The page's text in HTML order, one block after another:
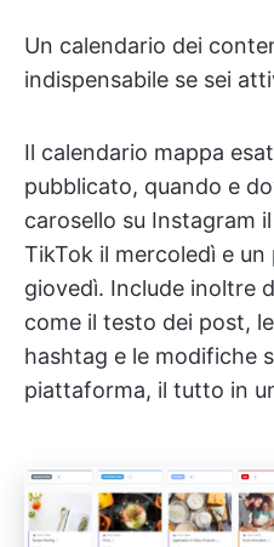
Un calendario dei
indispensabile se sei
Il calendario mappa
pubblicato, quando e
carosello su Instagram
TikTok il mercoledì e
giovedì. Include inoltre
come il testo dei post,
hashtag e le modifiche
piattaforma, il tutto in